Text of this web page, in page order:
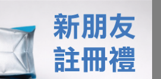
來自夥伴杯測後的集體感受。
家沖煮的環境稍微不一樣，
具以及個人喜好的沖煮參數，
咖啡各種不同的樣貌，